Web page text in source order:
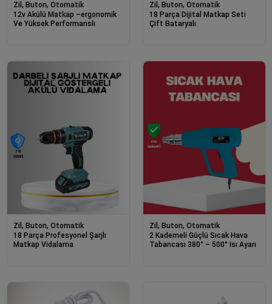
Zil, Buton, Otomatik
12v Akülü Matkap –ergonomik
Ve Yüksek Performanslı
Zil, Buton, Otomatik
18 Parça Dijital Matkap Seti
Çift Bataryalı
Zil, Buton, Otomatik
18 Parça Profesyonel Şarjlı
Matkap Vidalama
Zil, Buton, Otomatik
2 Kademeli Güçlü Sıcak Hava
Tabancası 380° – 500° Isı Ayarı